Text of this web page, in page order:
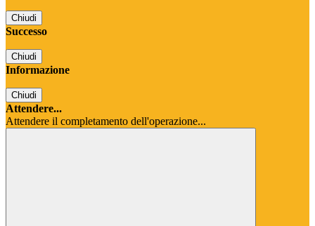
Chiudi
Successo
Chiudi
Informazione
Chiudi
Attendere...
Attendere il completamento dell'operazione...